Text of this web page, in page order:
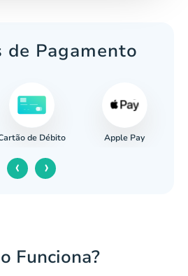
de Pagamento
de Débito Apple Pay
‹ ›
Funciona?